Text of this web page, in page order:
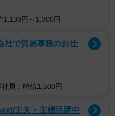
1,130円～1,300円
社で貿易事務のお仕
員：時給1,500円
主夫・主婦活躍中